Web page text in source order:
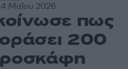
Μαΐου 2026
πως
200